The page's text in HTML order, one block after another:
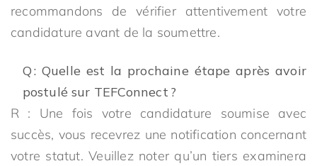
recommandons de vérifier attentivement votre
candidature avant de la soumettre.
Q : Quelle est la prochaine étape après avoir
postulé sur TEFConnect ?
R : Une fois votre candidature soumise avec
succès, vous recevrez une notification concernant
votre statut. Veuillez noter qu’un tiers examinera